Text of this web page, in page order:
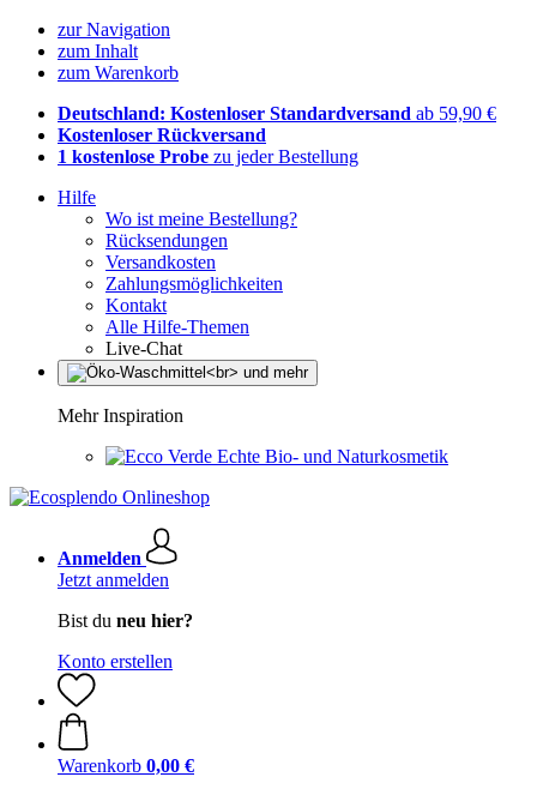
zur Navigation
zum Inhalt
zum Warenkorb
Deutschland: Kostenloser Standardversand ab 59,90 €
Kostenloser Rückversand
1 kostenlose Probe zu jeder Bestellung
Hilfe
Wo ist meine Bestellung?
Rücksendungen
Versandkosten
Zahlungsmöglichkeiten
Kontakt
Alle Hilfe-Themen
Live-Chat
Mehr Inspiration
Echte Bio- und Naturkosmetik
Anmelden
Jetzt anmelden
Bist du neu hier?
Konto erstellen
Warenkorb 0,00 €